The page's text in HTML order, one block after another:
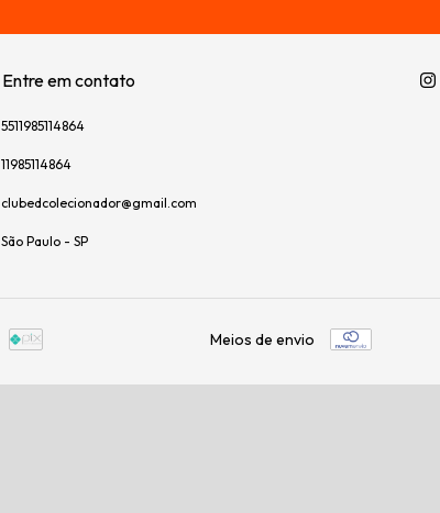
Entre em contato
5511985114864
11985114864
clubedcolecionador@gmail.com
São Paulo - SP
Meios de envio